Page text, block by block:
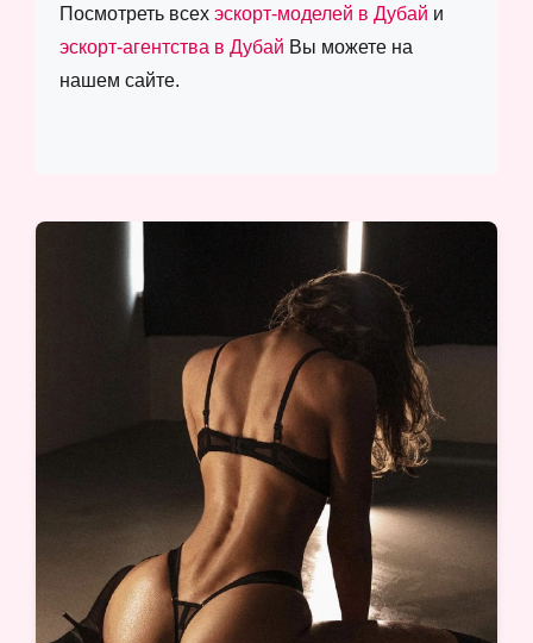
Посмотреть всех эскорт-моделей в Дубай и
эскорт-агентства в Дубай Вы можете на
нашем сайте.